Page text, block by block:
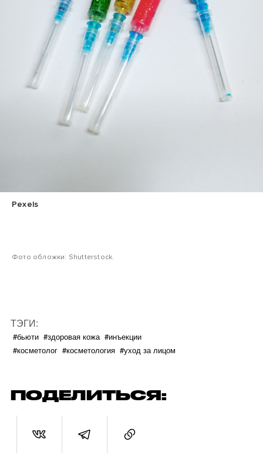
Pexels
Фото обложки: Shutterstock.
ТЭГИ:
#бьюти #здоровая кожа #инъекции
#косметолог #косметология #уход за лицом
ПОДЕЛИТЬСЯ: